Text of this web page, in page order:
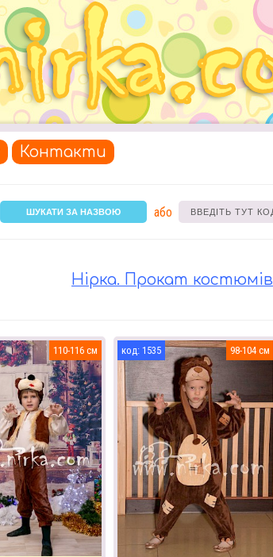
Контакти
ШУКАТИ ЗА НАЗВОЮ або
Нірка. Прокат костюмів
110-116 1535 98-104